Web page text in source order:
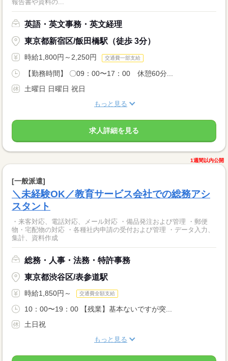
報告書や資料の...
英語・英文事務・英文経理
東京都新宿区/飯田橋駅（徒歩 3分）
時給1,800円～2,250円 交通費一部支給
【勤務時間】 〇09：00〜17：00 休憩60分...
土曜日 日曜日 祝日
もっと見る
求人詳細を見る
1週間以内公開
[一般派遣]
＼未経験OK／教育サービス会社での総務アシ
スタント
・来客対応、電話対応、メール対応 ・備品発注および管理 ・郵便
物・宅配物の対応 ・各種社内申請の受付および管理 ・データ入力、
集計、資料作成
総務・人事・法務・特許事務
東京都渋谷区/表参道駅
時給1,850円～ 交通費全額支給
10：00〜19：00 【残業】基本ないですが突...
土日祝
もっと見る